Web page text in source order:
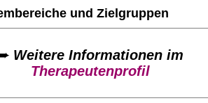
und Zielgruppen
Weitere Informationen im
Therapeutenprofil